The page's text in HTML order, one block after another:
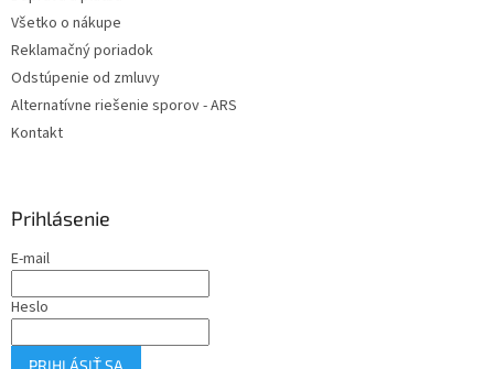
Všetko o nákupe
Reklamačný poriadok
Odstúpenie od zmluvy
Alternatívne riešenie sporov - ARS
Kontakt
Prihlásenie
E-mail
Heslo
PRIHLÁSIŤ SA